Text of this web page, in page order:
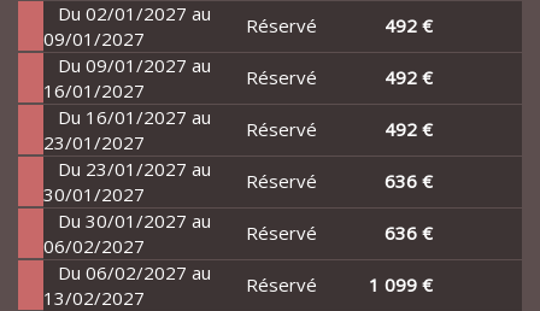
Du 02/01/2027 au
09/01/2027
Réservé
492 €
Du 09/01/2027 au
16/01/2027
Réservé
492 €
Du 16/01/2027 au
23/01/2027
Réservé
492 €
Du 23/01/2027 au
30/01/2027
Réservé
636 €
Du 30/01/2027 au
06/02/2027
Réservé
636 €
Du 06/02/2027 au
13/02/2027
Réservé
1 099 €